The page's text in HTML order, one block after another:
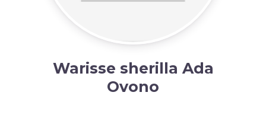
Warisse sherilla Ada
Ovono